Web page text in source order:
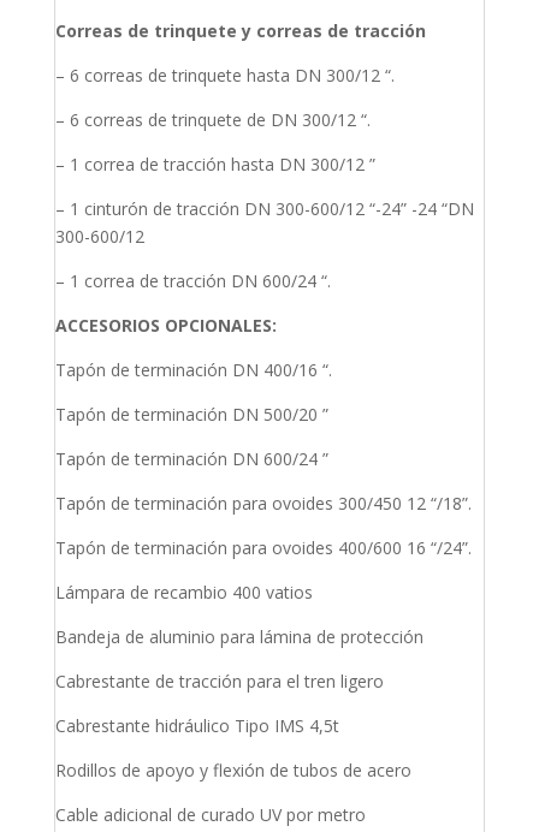
Correas de trinquete y correas de tracción
– 6 correas de trinquete hasta DN 300/12 “.
– 6 correas de trinquete de DN 300/12 “.
– 1 correa de tracción hasta DN 300/12 ”
– 1 cinturón de tracción DN 300-600/12 “-24” -24 “DN
300-600/12
– 1 correa de tracción DN 600/24 “.
ACCESORIOS OPCIONALES:
Tapón de terminación DN 400/16 “.
Tapón de terminación DN 500/20 ”
Tapón de terminación DN 600/24 ”
Tapón de terminación para ovoides 300/450 12 “/18”.
Tapón de terminación para ovoides 400/600 16 “/24”.
Lámpara de recambio 400 vatios
Bandeja de aluminio para lámina de protección
Cabrestante de tracción para el tren ligero
Cabrestante hidráulico Tipo IMS 4,5t
Rodillos de apoyo y flexión de tubos de acero
Cable adicional de curado UV por metro